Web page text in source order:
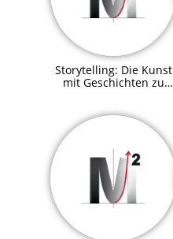
Storytelling: Die Kunst
mit Geschichten zu